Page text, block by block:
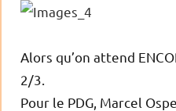
Alors qu’on attend
2/3.
Pour le PDG, Marcel